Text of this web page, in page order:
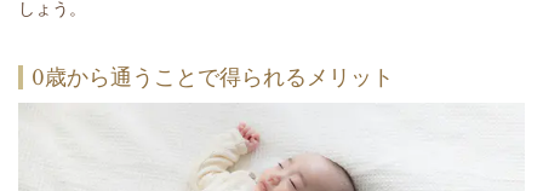
しょう。
0歳から通うことで得られるメリット